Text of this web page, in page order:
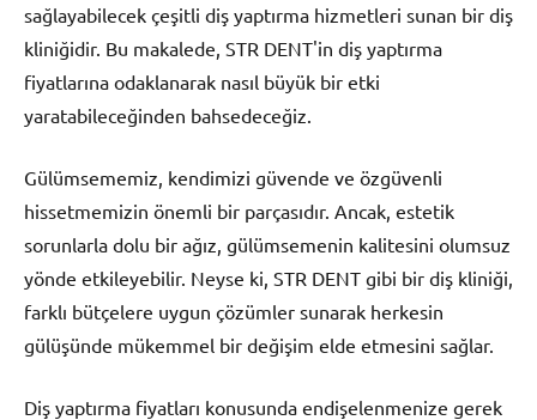
sağlayabilecek çeşitli diş yaptırma hizmetleri sunan bir diş
kliniğidir. Bu makalede, STR DENT'in diş yaptırma
fiyatlarına odaklanarak nasıl büyük bir etki
yaratabileceğinden bahsedeceğiz.
Gülümsememiz, kendimizi güvende ve özgüvenli
hissetmemizin önemli bir parçasıdır. Ancak, estetik
sorunlarla dolu bir ağız, gülümsemenin kalitesini olumsuz
yönde etkileyebilir. Neyse ki, STR DENT gibi bir diş kliniği,
farklı bütçelere uygun çözümler sunarak herkesin
gülüşünde mükemmel bir değişim elde etmesini sağlar.
Diş yaptırma fiyatları konusunda endişelenmenize gerek